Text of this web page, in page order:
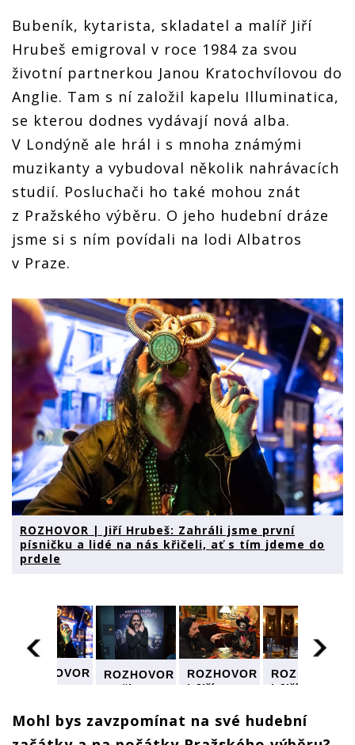
Bubeník, kytarista, skladatel a malíř Jiří
Hrubeš emigroval v roce 1984 za svou
životní partnerkou Janou Kratochvílovou do
Anglie. Tam s ní založil kapelu Illuminatica,
se kterou dodnes vydávají nová alba.
V Londýně ale hrál i s mnoha známými
muzikanty a vybudoval několik nahrávacích
studií. Posluchači ho také mohou znát
z Pražského výběru. O jeho hudební dráze
jsme si s ním povídali na lodi Albatros
v Praze.
ROZHOVOR | Jiří Hrubeš: Zahráli jsme první
písničku a lidé na nás křičeli, ať s tím jdeme do
prdele
ROZHOVOR
Zahráli
jsme první
ROZHOVOR
| Jiří
Zahráli
jsme první
ROZHOVOR
| Jiří
Zahráli
ROZHOVOR
| Jiří
Zahráli
Mohl bys zavzpomínat na své hudební